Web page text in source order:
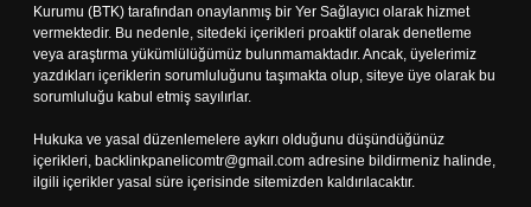
Kurumu (BTK) tarafından onaylanmış bir Yer Sağlayıcı olarak hizmet
vermektedir. Bu nedenle, sitedeki içerikleri proaktif olarak denetleme
veya araştırma yükümlülüğümüz bulunmamaktadır. Ancak, üyelerimiz
yazdıkları içeriklerin sorumluluğunu taşımakta olup, siteye üye olarak bu
sorumluluğu kabul etmiş sayılırlar.
Hukuka ve yasal düzenlemelere aykırı olduğunu düşündüğünüz
içerikleri, backlinkpanelicomtr@gmail.com adresine bildirmeniz halinde,
ilgili içerikler yasal süre içerisinde sitemizden kaldırılacaktır.